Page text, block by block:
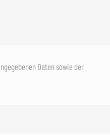
Daten sowie der